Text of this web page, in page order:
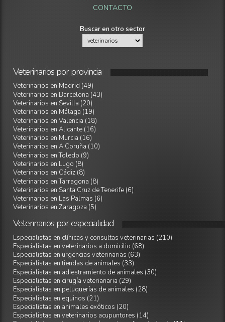
CONTACTO
Buscar en otro sector
Veterinariosporprovincia
Veterinarios en Madrid (49)
Veterinarios en Barcelona (43)
Veterinarios en Sevilla (20)
Veterinarios en Málaga (19)
Veterinarios en Valencia (18)
Veterinarios en Alicante (16)
Veterinarios en Murcia (16)
Veterinarios en A Coruña (10)
Veterinarios en Toledo (9)
Veterinarios en Lugo (8)
Veterinarios en Cádiz (8)
Veterinarios en Tarragona (8)
Veterinarios en Santa Cruz de Tenerife (6)
Veterinarios en Las Palmas (6)
Veterinarios en Zaragoza (5)
Veterinariosporespecialidad
Especialistas en clínicas y consultas veterinarias (210)
Especialistas en veterinarios a domicilio (68)
Especialistas en urgencias veterinarias (63)
Especialistas en tiendas de animales (33)
Especialistas en adiestramiento de animales (30)
Especialistas en cirugía veterianaria (29)
Especialistas en peluquerías de animales (28)
Especialistas en equinos (21)
Especialistas en animales exóticos (20)
Especialistas en veterinarios acupuntores (14)